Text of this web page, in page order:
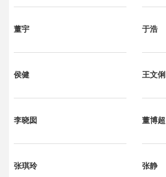
董宇 于浩
侯健 王文俐
李晓囡 董博超
张琪玲 张静